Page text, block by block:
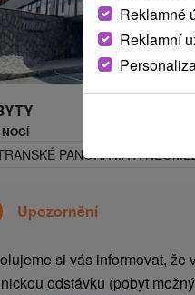
od1
PANORAMA A
Upozornění
si vás informovat, že
odstávku (pobyt
Reklamné
Reklamní